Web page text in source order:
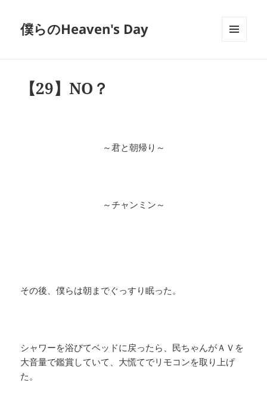
僕らのHeaven's Day
【29】NO？
～君と朝帰り～
～チャンミン～
その後、僕らは朝までぐっすり眠った。
シャワーを浴びてベッドに戻ったら、民ちゃんがＡＶを
大音量で鑑賞していて、大慌てでリモコンを取り上げ
た。